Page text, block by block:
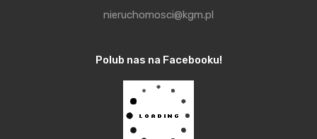
Aktualności
nieruchomosci@kgm.pl
Polub nas na Facebooku!